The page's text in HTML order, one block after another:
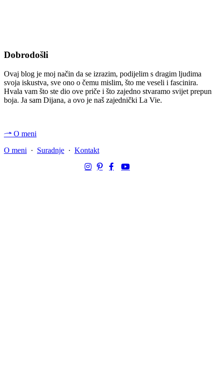
Dobrodošli
Ovaj blog je moj način da se izrazim, podijelim s dragim ljudima
svoja iskustva, sve ono o čemu mislim, što me veseli i fascinira.
Hvala vam što ste dio ove priče i što zajedno stvaramo svijet prepun
boja. Ja sam Dijana, a ovo je naš zajednički La Vie.
O meni
O meni · Suradnje · Kontakt